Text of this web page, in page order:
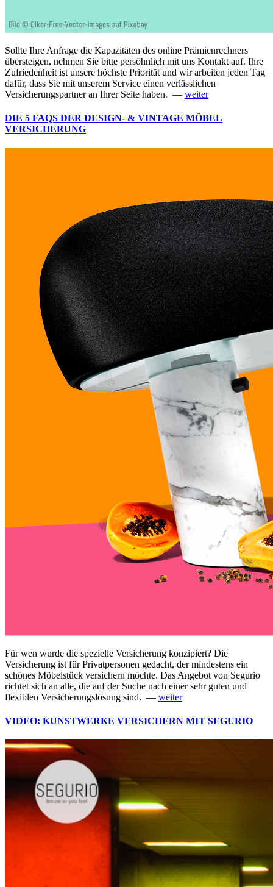
Sollte Ihre Anfrage die Kapazitäten des online Prämienrechners
übersteigen, nehmen Sie bitte persöhnlich mit uns Kontakt auf. Ihre
Zufriedenheit ist unsere höchste Priorität und wir arbeiten jeden Tag
dafür, dass Sie mit unserem Service einen verlässlichen
Versicherungspartner an Ihrer Seite haben. — weiter
DIE 5 FAQS DER DESIGN- & VINTAGE MÖBEL
VERSICHERUNG
Für wen wurde die spezielle Versicherung konzipiert? Die
Versicherung ist für Privatpersonen gedacht, der mindestens ein
schönes Möbelstück versichern möchte. Das Angebot von Segurio
richtet sich an alle, die auf der Suche nach einer sehr guten und
flexiblen Versicherungslösung sind. — weiter
VIDEO: KUNSTWERKE VERSICHERN MIT SEGURIO